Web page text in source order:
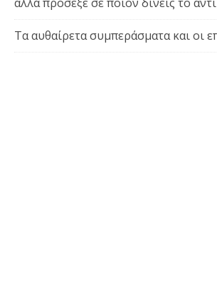
Τα αυθαίρετα συμπεράσματα και οι